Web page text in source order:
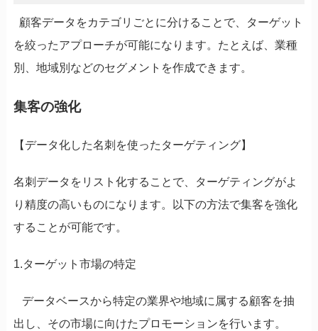
顧客データをカテゴリごとに分けることで、ターゲット
を絞ったアプローチが可能になります。たとえば、業種
別、地域別などのセグメントを作成できます。
集客の強化
【データ化した名刺を使ったターゲティング】
名刺データをリスト化することで、ターゲティングがよ
り精度の高いものになります。以下の方法で集客を強化
することが可能です。
1.ターゲット市場の特定
データベースから特定の業界や地域に属する顧客を抽
出し、その市場に向けたプロモーションを行います。